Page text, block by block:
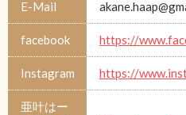
E-Mail
facebook https://
Instagram https://
亜叶はー